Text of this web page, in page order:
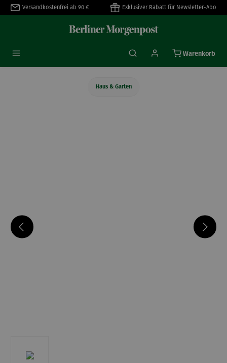
springen
Versandkostenfrei ab 90 € Exklusiver Rabatt für Newsletter-Abo
Warenkorb
Haus & Garten